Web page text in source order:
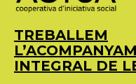
TREBALLEM
INTEGRAL DE